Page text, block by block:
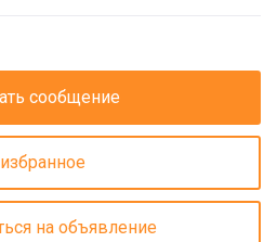
сообщение
на объявление